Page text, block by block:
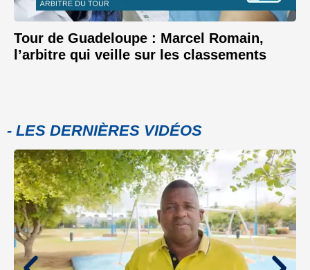
Tour de Guadeloupe : Marcel Romain,
l’arbitre qui veille sur les classements
- LES DERNIÈRES VIDÉOS